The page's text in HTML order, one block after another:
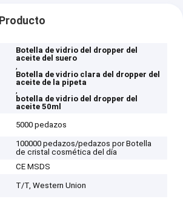
Botella de vidrio del dropper del
aceite del suero
,
Botella de vidrio clara del dropper del
aceite de la pipeta
,
botella de vidrio del dropper del
aceite 50ml
5000 pedazos
100000 pedazos/pedazos por Botella
de cristal cosmética del día
CE MSDS
T/T, Western Union